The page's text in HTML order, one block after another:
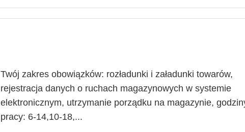
Twój zakres obowiązków: rozładunki i załadunki towarów,
rejestracja danych o ruchach magazynowych w systemie
elektronicznym, utrzymanie porządku na magazynie,
pracy: 6-14,10-18,...